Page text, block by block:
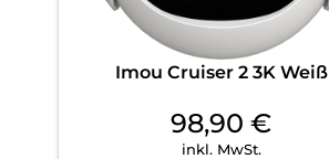
Imou Cruiser 2 3K Weiß
98,90 €
inkl. MwSt.